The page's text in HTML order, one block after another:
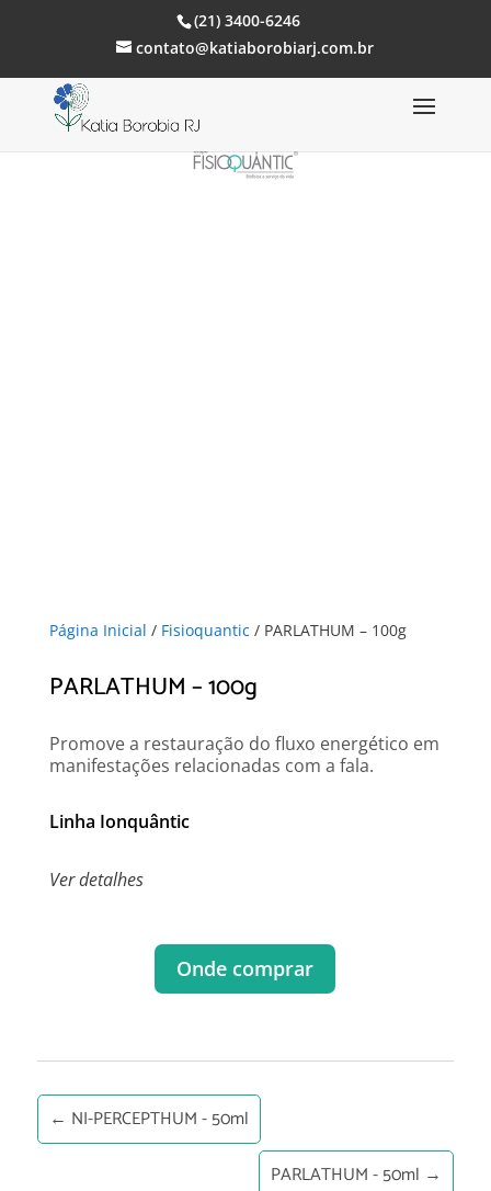
(21) 3400-6246
contato@katiaborobiarj.com.br
Página Inicial / Fisioquantic / PARLATHUM – 100g
PARLATHUM – 100g
Promove a restauração do fluxo energético em
manifestações relacionadas com a fala.
Linha Ionquântic
Ver detalhes
Onde comprar
← NI-PERCEPTHUM - 50ml
PARLATHUM - 50ml →